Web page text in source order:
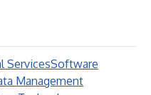
ServicesSoftware
Management